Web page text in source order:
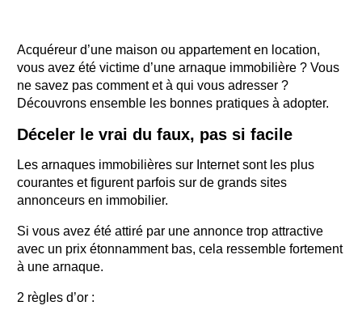
Acquéreur d’une maison ou appartement en location,
vous avez été victime d’une arnaque immobilière ? Vous
ne savez pas comment et à qui vous adresser ?
Découvrons ensemble les bonnes pratiques à adopter.
Déceler le vrai du faux, pas si facile
Les arnaques immobilières sur Internet sont les plus
courantes et figurent parfois sur de grands sites
annonceurs en immobilier.
Si vous avez été attiré par une annonce trop attractive
avec un prix étonnamment bas, cela ressemble fortement
à une arnaque.
2 règles d’or :